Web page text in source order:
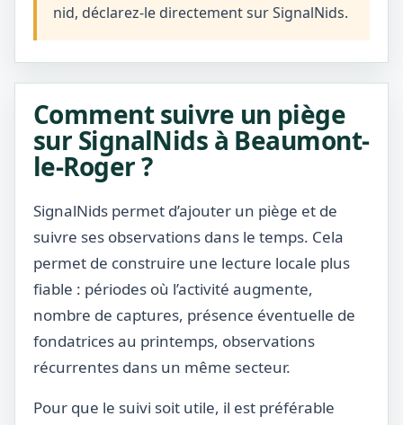
nid, déclarez-le directement sur SignalNids.
Comment suivre un piège
sur SignalNids à Beaumont-
le-Roger ?
SignalNids permet d’ajouter un piège et de
suivre ses observations dans le temps. Cela
permet de construire une lecture locale plus
fiable : périodes où l’activité augmente,
nombre de captures, présence éventuelle de
fondatrices au printemps, observations
récurrentes dans un même secteur.
Pour que le suivi soit utile, il est préférable